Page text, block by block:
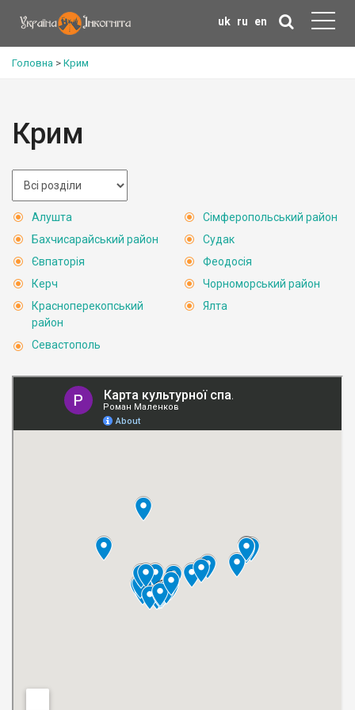
uk ru en
Головна > Крим
Крим
Алушта
Бахчисарайський район
Євпаторія
Керч
Красноперекопський
район
Севастополь
Сімферопольський район
Судак
Феодосія
Чорноморський район
Ялта